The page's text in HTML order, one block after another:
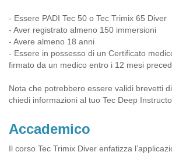
- Essere PADI Tec 50 o Tec Trimix 65 Diver
- Aver registrato almeno 150 immersioni
- Avere almeno 18 anni
- Essere in possesso di un Certificato
firmato da un medico entro i 12 mesi
Nota che potrebbero essere validi brevetti
chiedi informazioni al tuo Tec Deep
Accademico
Il corso Tec Trimix Diver enfatizza